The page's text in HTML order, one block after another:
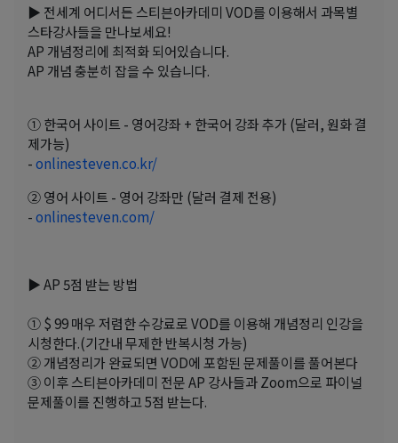
▶ 전세계 어디서든 스티븐아카데미 VOD를 이용해서 과목별
스타강사들을 만나보세요!
AP 개념정리에 최적화 되어있습니다.
AP 개념 충분히 잡을 수 있습니다.
① 한국어 사이트 - 영어강좌 + 한국어 강좌 추가 (달러, 원화 결
제가능)
-onlinesteven.co.kr/
② 영어 사이트 - 영어 강좌만 (달러 결제 전용)
-onlinesteven.com/
▶ AP 5점 받는 방법
① $ 99 매우 저렴한 수강료로 VOD를 이용해 개념정리 인강을
시청한다.(기간내 무제한 반복시청 가능)
② 개념정리가 완료되면 VOD에 포함된 문제풀이를 풀어본다
③ 이후 스티븐아카데미 전문 AP 강사들과 Zoom으로 파이널
문제풀이를 진행하고 5점 받는다.